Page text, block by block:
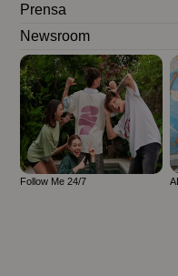
Prensa
Newsroom
Follow Me 24/7